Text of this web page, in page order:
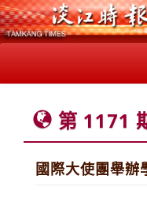
第 1171
國際大使團舉辦